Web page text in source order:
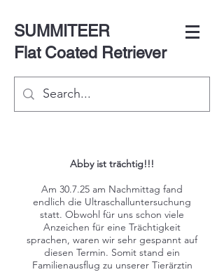
SUMMITEER
Flat Coated Retriever
Abby ist trächtig!!!
Am 30.7.25 am Nachmittag fand
endlich die Ultraschalluntersuchung
statt. Obwohl für uns schon viele
Anzeichen für eine Trächtigkeit
sprachen, waren wir sehr gespannt auf
diesen Termin. Somit stand ein
Familienausflug zu unserer Tierärztin